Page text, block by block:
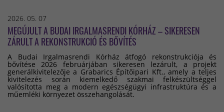
2026. 05. 07
MEGÚJULT A BUDAI IRGALMASRENDI KÓRHÁZ – SIKERESEN
ZÁRULT A REKONSTRUKCIÓ ÉS BŐVÍTÉS
A Budai Irgalmasrendi Kórház átfogó rekonstrukciója és
bővítése 2026 februárjában sikeresen lezárult, a projekt
generálkivitelezője a Grabarics Építőipari Kft., amely a teljes
kivitelezés során kiemelkedő szakmai felkészültséggel
valósította meg a modern egészségügyi infrastruktúra és a
műemléki környezet összehangolását.